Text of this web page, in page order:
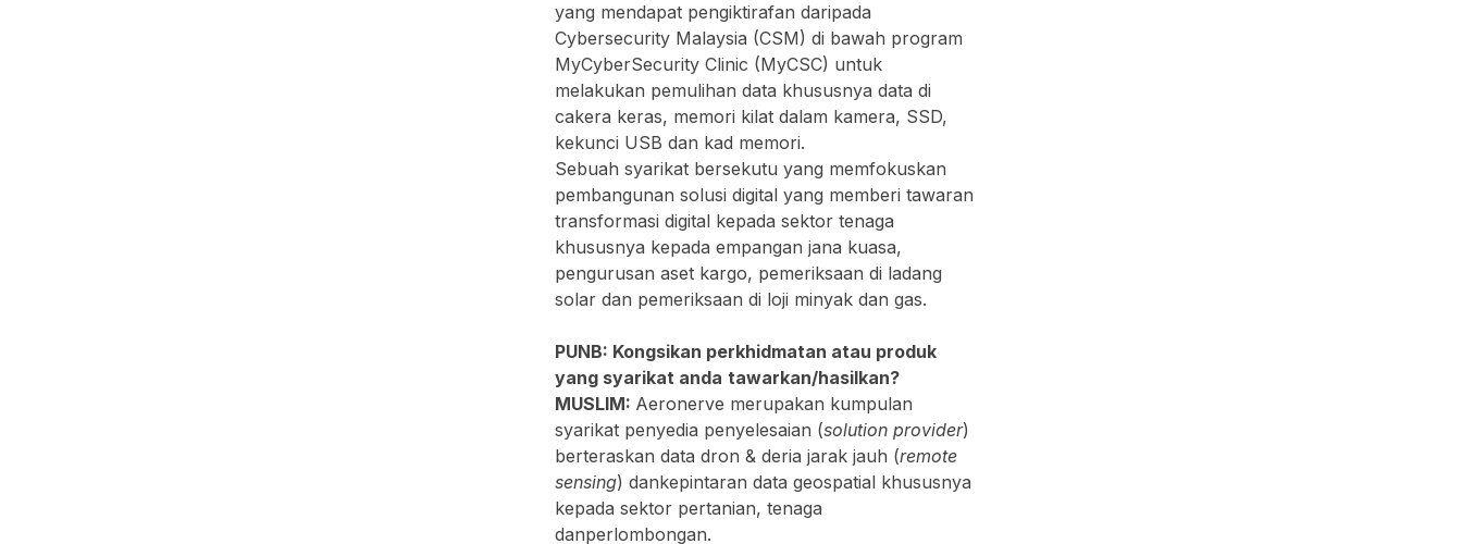
yang mendapat pengiktirafan daripada
Cybersecurity Malaysia (CSM) di bawah program
MyCyberSecurity Clinic (MyCSC) untuk
melakukan pemulihan data khususnya data di
cakera keras, memori kilat dalam kamera, SSD,
kekunci USB dan kad memori.
Sebuah syarikat bersekutu yang memfokuskan
pembangunan solusi digital yang memberi tawaran
transformasi digital kepada sektor tenaga
khususnya kepada empangan jana kuasa,
pengurusan aset kargo, pemeriksaan di ladang
solar dan pemeriksaan di loji minyak dan gas.
PUNB: Kongsikan perkhidmatan atau produk
yang syarikat anda tawarkan/hasilkan?
MUSLIM: Aeronerve merupakan kumpulan
syarikat penyedia penyelesaian (solution provider)
berteraskan data dron & deria jarak jauh (remote
sensing) dankepintaran data geospatial khususnya
kepada sektor pertanian, tenaga
danperlombongan.